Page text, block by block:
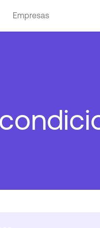
Empresas